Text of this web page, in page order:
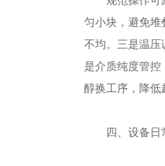
匀小块，避免堆
不均。三是温压
是介质纯度管控
醇换工序，降低
四、设备日